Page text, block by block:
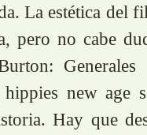
La estética del
pero no cabe
Generales
new age
Hay que